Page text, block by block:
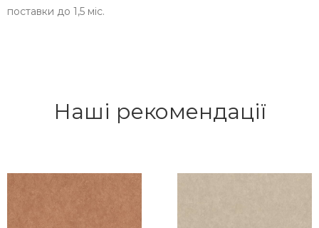
поставки до 1,5 міс.
Наші рекомендації